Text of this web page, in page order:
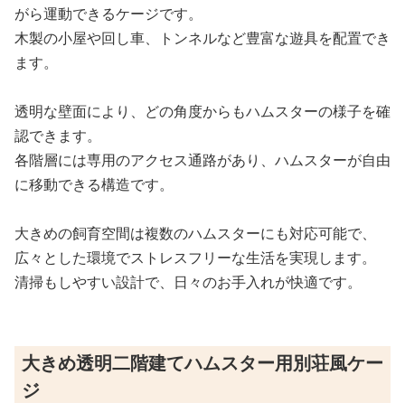
がら運動できるケージです。
木製の小屋や回し車、トンネルなど豊富な遊具を配置でき
ます。
透明な壁面により、どの角度からもハムスターの様子を確
認できます。
各階層には専用のアクセス通路があり、ハムスターが自由
に移動できる構造です。
大きめの飼育空間は複数のハムスターにも対応可能で、
広々とした環境でストレスフリーな生活を実現します。
清掃もしやすい設計で、日々のお手入れが快適です。
大きめ透明二階建てハムスター用別荘風ケー
ジ